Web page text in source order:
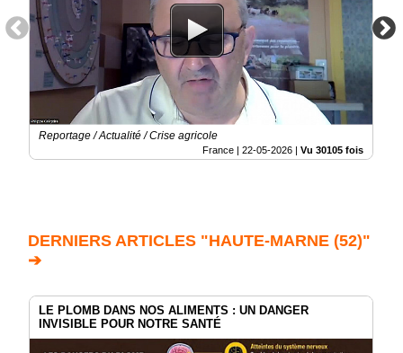
Reportage / Actualité / Crise agricole
France | 22-05-2026 | Vu 30105 fois
DERNIERS ARTICLES "HAUTE-MARNE (52)"
➔
LE PLOMB DANS NOS ALIMENTS : UN DANGER
INVISIBLE POUR NOTRE SANTÉ